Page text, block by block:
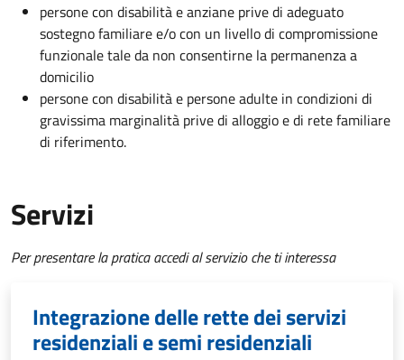
persone con disabilità e anziane prive di adeguato
sostegno familiare e/o con un livello di compromissione
funzionale tale da non consentirne la permanenza a
domicilio
persone con disabilità e persone adulte in condizioni di
gravissima marginalità prive di alloggio e di rete familiare
di riferimento.
Servizi
Per presentare la pratica accedi al servizio che ti interessa
Integrazione delle rette dei servizi
residenziali e semi residenziali